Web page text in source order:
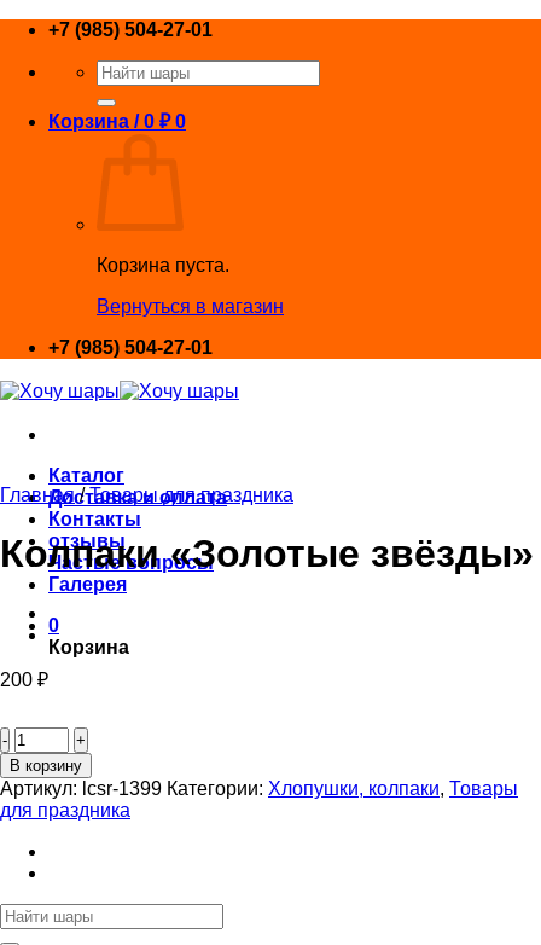
Skip
content
+7 (985) 504-27-01
Искать:
Корзина /0 ₽ 0
Корзина пуста.
Вернуться в магазин
+7 (985) 504-27-01
Каталог
Доставка и оплата
Контакты
отзывы
Частые вопросы
Галерея
0
Корзина
Главная / Товары для праздника
Колпаки «Золотые звёзды»
200 ₽
товара
Колпаки
«Золотые
звёзды»
В корзину
Артикул: lcsr-1399 Категории: Хлопушки, колпаки, Товары
для праздника
Искать: